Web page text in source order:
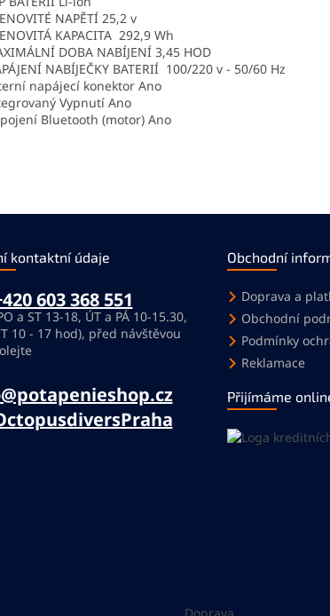
NAPĚTÍ 25,2 v
KAPACITA 292,9 Wh
DOBA NABÍJENÍ 3,45 HOD
NABÍJEČKY BATERIÍ 100/220 v - 50/60 Hz
napájecí konektor Ano
Vypnutí Ano
Bluetooth (motor) Ano
kontaktní údaje
603 368 551
a ST 13-18, ÚT a PÁ 10-15.30,
10 - 17 hod), před návštěvou
Obchodní
Doprava a
Obchodní
Podmínky
Reklamace
Přijímáme